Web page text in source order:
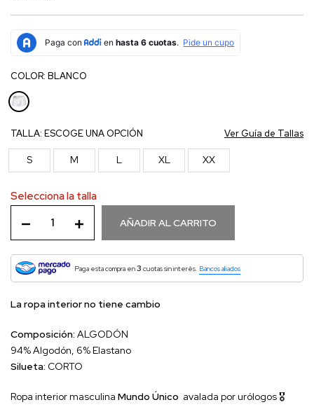
COLOR: BLANCO
TALLA: ESCOGE UNA OPCIÓN Ver Guía de Tallas
S M L XL XX
Selecciona la talla
AÑADIR AL CARRITO
Paga esta compra en3 cuotas sin interés. Bancos aliados
La ropa interior no tiene cambio
Composición: ALGODÓN
94% Algodón, 6% Elastano
Silueta: CORTO
Ropa interior masculina Mundo Único avalada por urólogos 🎖